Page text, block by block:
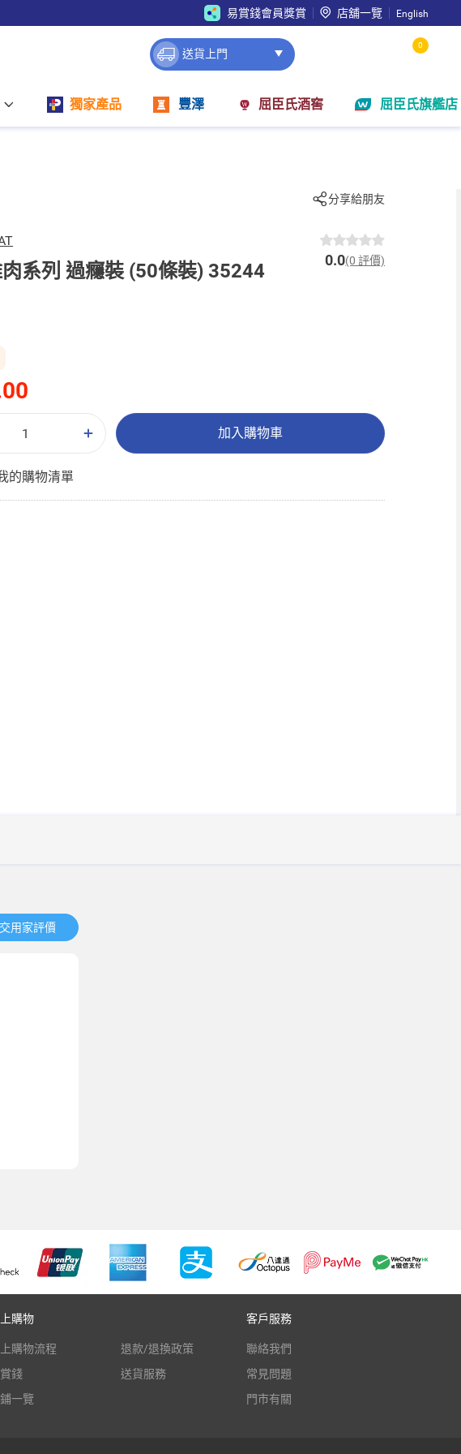
易賞錢會員獎賞 店舖一覽 English
送貨上門
0
獨家產品 豐澤 屈臣氏酒窖 屈臣氏旗艦店
分享給朋友
系列 過癮裝 (50條裝) 35244 0.0(0 評價)
加入購物車
的購物清單
用家評價​
購物
購物流程
錢
一覽
退款/退換政策
送貨服務
客戶服務
聯絡我們
常見問題
門市有關